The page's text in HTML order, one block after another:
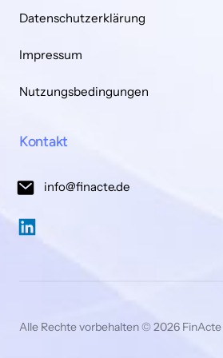
Datenschutzerklärung
Impressum
Nutzungsbedingungen
Kontakt
info@finacte.de
Alle Rechte vorbehalten © 2026 FinActe